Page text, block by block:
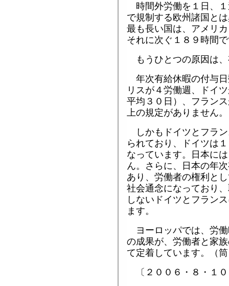
時間外労働を１日、
で規制する欧州諸国と
最も長い国は、アメリ
それに次ぐ１８９時間
もうひとつの原因は
年次有給休暇の付与
リスが４労働週、ドイ
平均３０日）、フラン
上の規定がありません。
しかもドイツとフラ
られており、ドイツは
なっています。日本に
ん。さらに、日本の年
あり、労働者の権利と
社会通念になっており
しないドイツとフラン
ます。
ヨーロッパでは、労
の成果が、労働者と家
て定着しています。（
〔２００６・８・１